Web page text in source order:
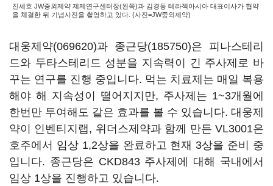
진세호 JW중외제약 제제연구센터장(왼쪽)과 김경동 테라젝아시아 대표이사가 협약
을 체결한 뒤 기념사진을 촬영하고 있다. (사진=JW중외제약)
대웅제약(069620)과 종근당(185750)은 피나스테리
드와 두타스테리드 성분을 지속력이 긴 주사제로 바
꾸는 연구를 진행 중입니다. 먹는 치료제는 매일 복용
해야 해 지속성이 떨어지지만, 주사제는 1~3개월에
한번만 투여해도 같은 효과를 볼 수 있습니다. 대웅제
약이 인벤티지랩, 위더스제약과 함께 만든 VL3001은
호주에서 임상 1,2상을 완료하고 현재 3상을 준비 중
입니다. 종근당은 CKD843 주사제에 대해 국내에서
임상 1상을 진행하고 있습니다.